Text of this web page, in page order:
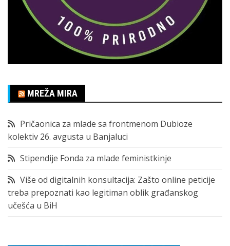
MREŽA MIRA
Pričaonica za mlade sa frontmenom Dubioze
kolektiv 26. avgusta u Banjaluci
Stipendije Fonda za mlade feministkinje
Više od digitalnih konsultacija: Zašto online peticije
treba prepoznati kao legitiman oblik građanskog
učešća u BiH